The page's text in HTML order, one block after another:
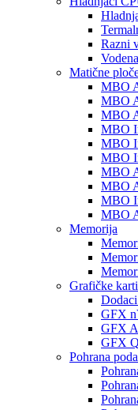
Razni
Matične
MBO
MBO
MBO
MBO
MBO
MBO
MBO
MBO
MBO
MBO
Memorija
Grafičke
GFX
GFX
GFX
Pohrana